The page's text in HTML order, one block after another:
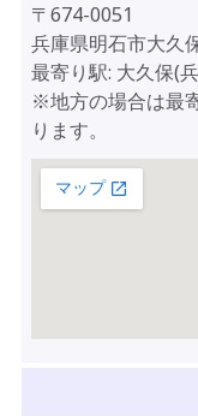
〒674-0051
兵庫県明石市大久
最寄り駅: 大久保(
※地方の場合は最
ります。